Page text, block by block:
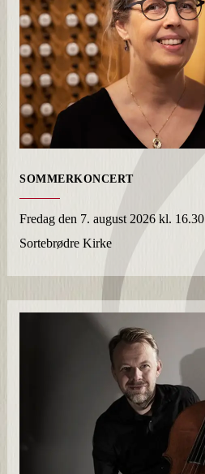
SOMMERKONCERT
Fredag den 7. august 2026 kl. 16.30
Sortebrødre Kirke